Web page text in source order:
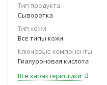
Тип продукта
Сыворотка
Тип кожи
Все типы кожи
Ключевые компоненты
Гиалуроновая кислота
Все характеристики